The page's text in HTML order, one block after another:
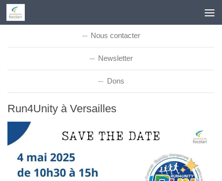
Skip to content
Nous contacter
Newsletter
Dons
Run4Unity à Versailles